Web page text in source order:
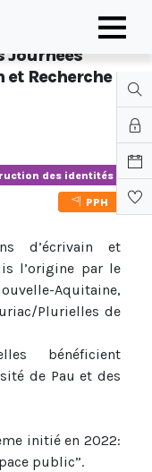
Journées
et Recherche
des identités
PPH
d’écrivain et
l’origine par le
Aquitaine,
Plurielles de
bénéficient
de Pau et des
initié en 2022:
public”.